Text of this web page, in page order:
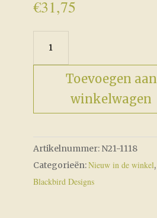
€31,75
order
(quiltboek)
Toevoegen aan
winkelwagen
Artikelnummer: N21-1118
Categorieën:Nieuw in de winkel,
Blackbird Designs